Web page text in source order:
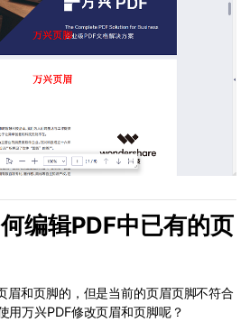
编辑PDF中已有的页
眉和页脚的，但是当前的页眉页脚不符合
用万兴PDF修改页眉和页脚呢？